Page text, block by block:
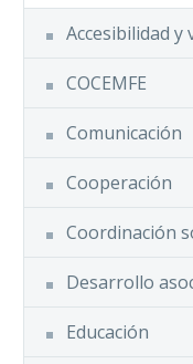
Accesibilidad y
COCEMFE
Comunicación
Cooperación
Coordinación
Desarrollo
Educación